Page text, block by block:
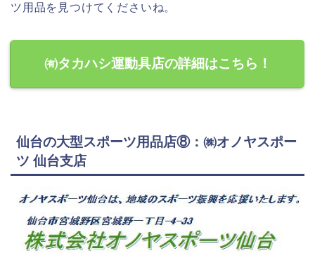
ツ用品を見つけてくださいね。
㈲タカハシ運動具店の詳細はこちら！
仙台の大型スポーツ用品店⑧：㈱オノヤスポー
ツ 仙台支店